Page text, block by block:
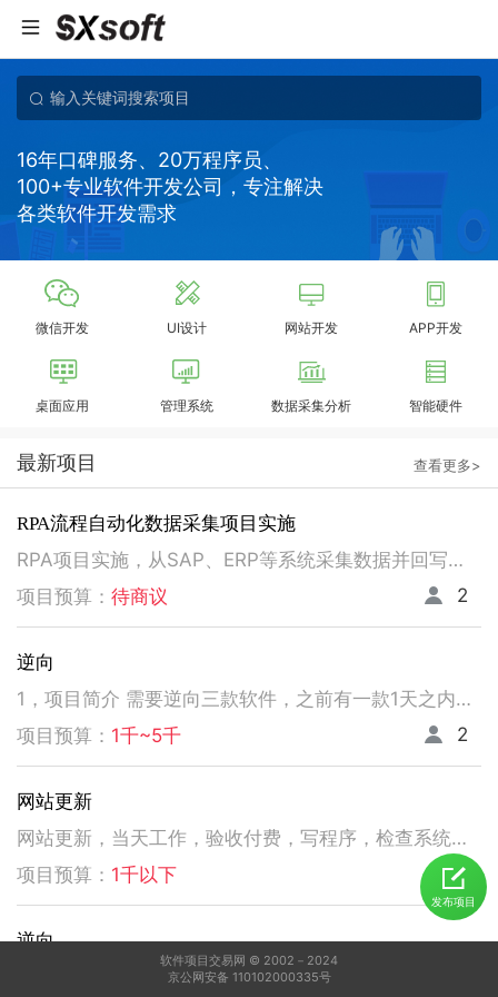
16年口碑服务、20万程序员、
100+专业软件开发公司，专注解决
各类软件开发需求
微信开发 UI设计 网站开发 APP开发
桌面应用 管理系统 数据采集分析 智能硬件
最新项目 查看更多>
RPA流程自动化数据采集项目实施
RPA项目实施，从SAP、ERP等系统采集数据并回写。请注意以下要求，不符合者请勿扰！ 1、熟悉掌握国内主流RPA设计实施，如弘玑、来也、艺赛旗等产品； 2、有大中型企业RPA流程设计、实施项目经验； 3、非远程、需要现场实施！！！！！！！
项目预算： 待商议 2
逆向
1，项目简介 需要逆向三款软件，之前有一款1天之内有人已经逆向出来，交付给我了。 2，功能需求 逆向出来后，不做任何功能改变，做加密授权就可以了三、人员要求 3，人员要求 精通逆向，做事速度快。不拖延项目进度，能保持实时交流，按时交付。 平台功能可正常使用，无明显bug。 提供项目源码
项目预算： 1千~5千 2
网站更新
网站更新，当天工作，验收付费，写程序，检查系统，更新资料库，按发现问题及时处理，写新的广州话A l软件
项目预算： 1千以下 5
逆向
发布项目
软件项目交易网 © 2002－2024
京公网安备 110102000335号